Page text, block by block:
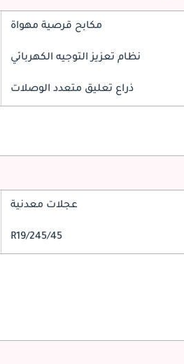
مكابح قرصية مهواة
نظام تعزيز التوجيه الكهربائي
ذراع تعليق متعدد الوصلات
عجلات معدنية
245/45/R19